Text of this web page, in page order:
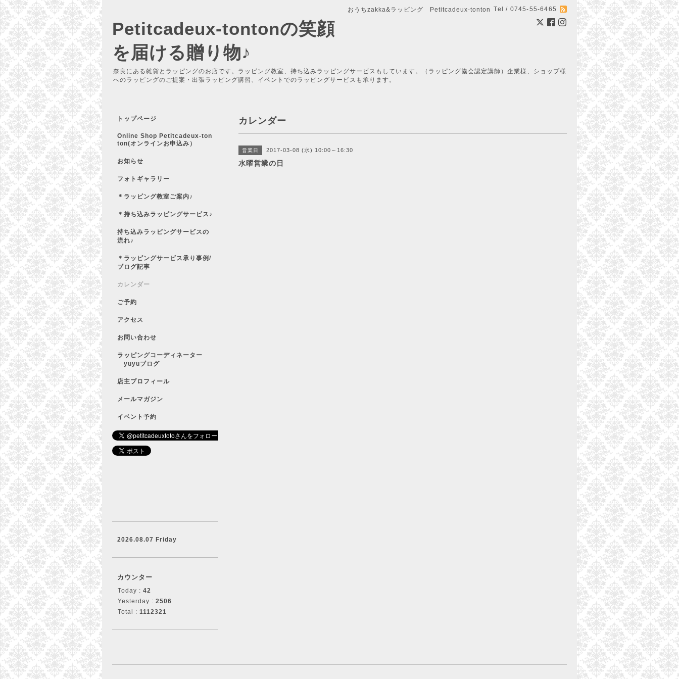
おうちzakka&ラッピング Petitcadeux-tonton Tel / 0745-55-6465
Petitcadeux-tontonの笑顔
を届ける贈り物♪
奈良にある雑貨とラッピングのお店です。ラッピング教室、持ち込みラッピングサービスもしています。（ラッピング協会認定講師）企業様、ショップ様
へのラッピングのご提案・出張ラッピング講習、イベントでのラッピングサービスも承ります。
カレンダー
営業日 2017-03-08 (水) 10:00～16:30
水曜営業の日
トップページ
Online Shop Petitcadeux-ton
ton(オンラインお申込み）
お知らせ
フォトギャラリー
＊ラッピング教室ご案内♪
＊持ち込みラッピングサービス♪
持ち込みラッピングサービスの
流れ♪
＊ラッピングサービス承り事例/
ブログ記事
カレンダー
ご予約
アクセス
お問い合わせ
ラッピングコーディネーター
yuyuブログ
店主プロフィール
メールマガジン
イベント予約
2026.08.07 Friday
カウンター
Today : 42
Yesterday : 2506
Total : 1112321